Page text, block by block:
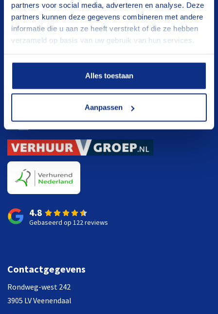
partners voor social media, adverteren en analyse. Deze
partners kunnen deze gegevens combineren met andere
informatie die u aan ze heeft verstrekt of die ze hebben
verzameld op basis van uw gebruik van hun services.
Alles toestaan
Aanpassen
Wij verhuren
Aanhangwagens
Hoogwerkers
Klanten registratie
Klanten registratie
4.8
Gebaseerd op 122 reviews
Contactgegevens
Rondweg-west 242
3905 LV Veenendaal